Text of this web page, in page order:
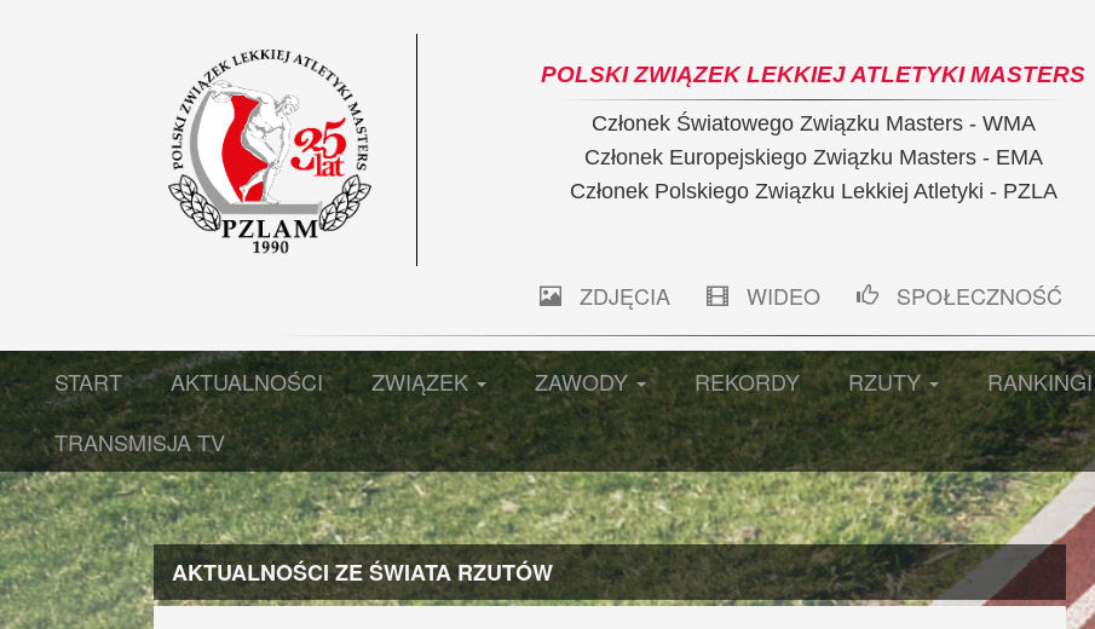
POLSKI ZWIĄZEK LEKKIEJ ATLETYKI MASTERS
Członek Światowego Związku Masters - WMA
Członek Europejskiego Związku Masters - EMA
Członek Polskiego Związku Lekkiej Atletyki - PZLA
ZDJĘCIA WIDEO SPOŁECZNOŚĆ
START AKTUALNOŚCI ZWIĄZEK ZAWODY REKORDY RZUTY RANKINGI
TRANSMISJA TV
AKTUALNOŚCI ZE ŚWIATA RZUTÓW